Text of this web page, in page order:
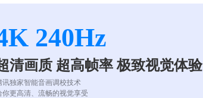
240Hz
清画质 超高帧率 极致视觉体验
讯独家智能音画调校技术
你更高清、流畅的视觉享受